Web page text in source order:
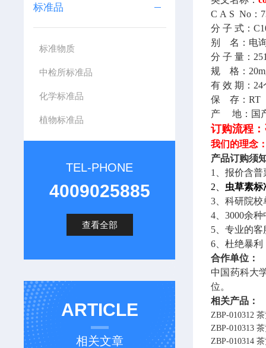
C A S No ：
分 子 式：
别 名：电
分 子 量 ：
规
格： 20
有 效 期： 24
保
存：RT
产
地： 国
订购流程
我们的理念
产品订购须
1、报价含普
2、 虫草素标
3、科研院校
4、3000余
5 、专业的
6 、杜绝暴
合作单位：
中国药科大
位。
相关产品：
ZBP-010312
ZBP-010313
ZBP-010314
标准品
标准物质
中检所标准品
化学标准品
植物标准品
TEL-PHONE
4009025885
查看全部
ARTICLE
相关文章